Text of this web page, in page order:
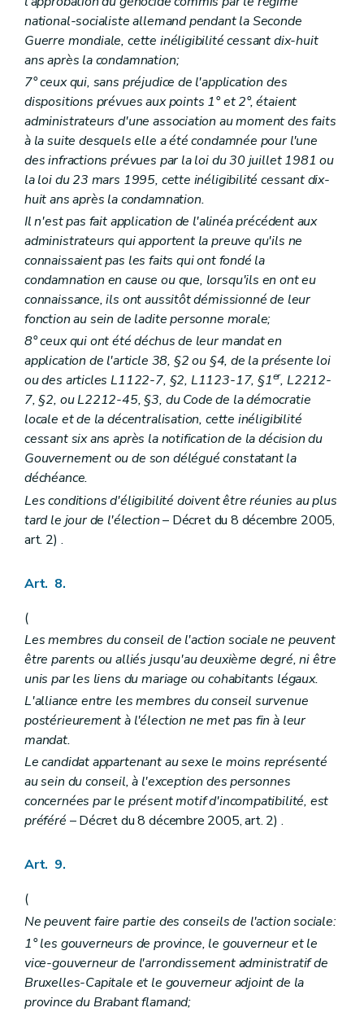
Art. 118
Art. 119
Art. 120
Art. 121
Art. 121bis
Art. 122
Art. 123
Art. 124
Art. 125
Art. 126
Art. 127
Art. 128
Art. 129
Art. 130
Art. 131
Art. 132
Art. 133
Art. 134
Art. 135
Chapitre XIII Des dispositions transitoires, modificatives et abrogatoires
Art. 136
Art. 137
Art. 138
Art. 139
Art. 140
Art. 141
Art. 142
Art. 143
Art. 144
Art. 145
Art. 146
Art. 147
Art. 148
Art. 149
Art. 150
Art. 151
national-socialiste allemand pendant la Seconde
Guerre mondiale, cette inéligibilité cessant dix-huit
ans après la condamnation;
7° ceux qui, sans préjudice de l'application des
dispositions prévues aux points 1° et 2°, étaient
administrateurs d'une association au moment des faits
à la suite desquels elle a été condamnée pour l'une
des infractions prévues par la loi du 30 juillet 1981 ou
la loi du 23 mars 1995, cette inéligibilité cessant dix-
huit ans après la condamnation.
Il n'est pas fait application de l'alinéa précédent aux
administrateurs qui apportent la preuve qu'ils ne
connaissaient pas les faits qui ont fondé la
condamnation en cause ou que, lorsqu'ils en ont eu
connaissance, ils ont aussitôt démissionné de leur
fonction au sein de ladite personne morale;
8° ceux qui ont été déchus de leur mandat en
application de l'article 38, §2 ou §4, de la présente loi
ou des articles L1122-7, §2, L1123-17, §1er, L2212-
7, §2, ou L2212-45, §3, du Code de la démocratie
locale et de la décentralisation, cette inéligibilité
cessant six ans après la notification de la décision du
Gouvernement ou de son délégué constatant la
déchéance.
Les conditions d'éligibilité doivent être réunies au plus
tard le jour de l'élection– Décret du 8 décembre 2005,
art. 2) .
Art. 8.
(
Les membres du conseil de l'action sociale ne peuvent
être parents ou alliés jusqu'au deuxième degré, ni être
unis par les liens du mariage ou cohabitants légaux.
L'alliance entre les membres du conseil survenue
postérieurement à l'élection ne met pas fin à leur
mandat.
Le candidat appartenant au sexe le moins représenté
au sein du conseil, à l'exception des personnes
concernées par le présent motif d'incompatibilité, est
préféré – Décret du 8 décembre 2005, art. 2) .
Art. 9.
(
Ne peuvent faire partie des conseils de l'action sociale:
1° les gouverneurs de province, le gouverneur et le
vice-gouverneur de l'arrondissement administratif de
Bruxelles-Capitale et le gouverneur adjoint de la
province du Brabant flamand;